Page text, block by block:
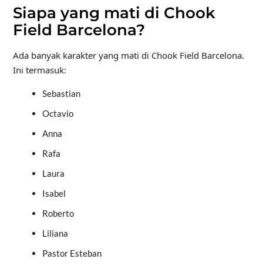
Siapa yang mati di Chook
Field Barcelona?
Ada banyak karakter yang mati di Chook Field Barcelona.
Ini termasuk:
Sebastian
Octavio
Anna
Rafa
Laura
Isabel
Roberto
Liliana
Pastor Esteban